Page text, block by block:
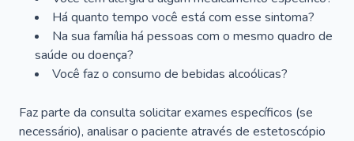
Há quanto tempo você está com esse sintoma?
Na sua família há pessoas com o mesmo quadro de
saúde ou doença?
Você faz o consumo de bebidas alcoólicas?
Faz parte da consulta solicitar exames específicos (se
necessário), analisar o paciente através de estetoscópio